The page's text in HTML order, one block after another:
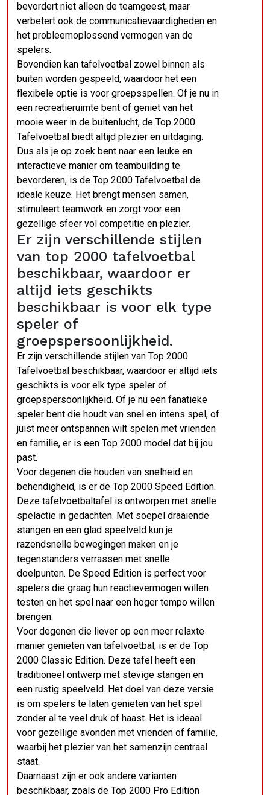
bevordert niet alleen de teamgeest, maar
verbetert ook de communicatievaardigheden en
het probleemoplossend vermogen van de
spelers.
Bovendien kan tafelvoetbal zowel binnen als
buiten worden gespeeld, waardoor het een
flexibele optie is voor groepsspellen. Of je nu in
een recreatieruimte bent of geniet van het
mooie weer in de buitenlucht, de Top 2000
Tafelvoetbal biedt altijd plezier en uitdaging.
Dus als je op zoek bent naar een leuke en
interactieve manier om teambuilding te
bevorderen, is de Top 2000 Tafelvoetbal de
ideale keuze. Het brengt mensen samen,
stimuleert teamwork en zorgt voor een
gezellige sfeer vol competitie en plezier.
Er zijn verschillende stijlen
van top 2000 tafelvoetbal
beschikbaar, waardoor er
altijd iets geschikts
beschikbaar is voor elk type
speler of
groepspersoonlijkheid.
Er zijn verschillende stijlen van Top 2000
Tafelvoetbal beschikbaar, waardoor er altijd iets
geschikts is voor elk type speler of
groepspersoonlijkheid. Of je nu een fanatieke
speler bent die houdt van snel en intens spel, of
juist meer ontspannen wilt spelen met vrienden
en familie, er is een Top 2000 model dat bij jou
past.
Voor degenen die houden van snelheid en
behendigheid, is er de Top 2000 Speed Edition.
Deze tafelvoetbaltafel is ontworpen met snelle
spelactie in gedachten. Met soepel draaiende
stangen en een glad speelveld kun je
razendsnelle bewegingen maken en je
tegenstanders verrassen met snelle
doelpunten. De Speed Edition is perfect voor
spelers die graag hun reactievermogen willen
testen en het spel naar een hoger tempo willen
brengen.
Voor degenen die liever op een meer relaxte
manier genieten van tafelvoetbal, is er de Top
2000 Classic Edition. Deze tafel heeft een
traditioneel ontwerp met stevige stangen en
een rustig speelveld. Het doel van deze versie
is om spelers te laten genieten van het spel
zonder al te veel druk of haast. Het is ideaal
voor gezellige avonden met vrienden of familie,
waarbij het plezier van het samenzijn centraal
staat.
Daarnaast zijn er ook andere varianten
beschikbaar, zoals de Top 2000 Pro Edition